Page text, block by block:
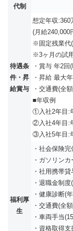
代制
待遇条
件・昇
給賞与
想定年収:360
(月給240,000
※固定残業代
※3ヶ月の試
・賞与 年2
・昇給 最大
・交通費(全
■年収例
①入社2年目:
②入社4年目:
③入社5年目:
福利厚
生
・社会保険
・ガソリン
・社用携帯貸
・退職金制
・健康診断(
・交通費(全
・車両手当
・資格取得